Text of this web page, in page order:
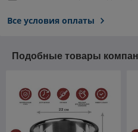
Все условия оплаты
Подобные товары